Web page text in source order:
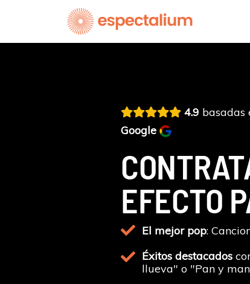
contenido
4.9 basadas
Google
EFECTO
El mejor pop:
Éxitos destacados
llueva" o "Pan y